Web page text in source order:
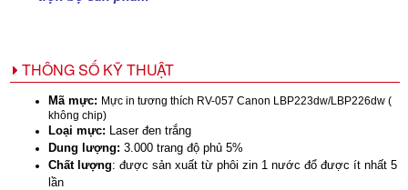
THÔNG SỐ KỸ THUẬT
Mã mực: Mực in tương thích RV-057 Canon LBP223dw/LBP226dw (
không chip)
Loại mực: Laser đen trắng
Dung lượng: 3.000 trang độ phủ 5%
Chất lượng: được sản xuất từ phôi zin 1 nước đổ được ít nhất 5
lần